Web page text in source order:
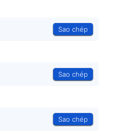
Sao chép
Sao chép
Sao chép